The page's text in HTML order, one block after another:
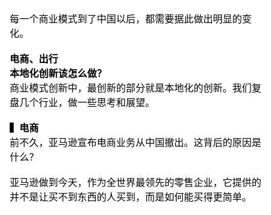
每一个商业模式到了中国以后，都需要据此做出明显的变
化。
电商、出行
本地化创新该怎么做？
商业模式创新中，最创新的部分就是本地化的创新。我们复
盘几个行业，做一些思考和展望。
▍电商
前不久，亚马逊宣布电商业务从中国撤出。这背后的原因是
什么？
亚马逊做到今天，作为全世界最领先的零售企业，它提供的
并不是让买不到东西的人买到，而是如何能买得更简单。